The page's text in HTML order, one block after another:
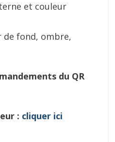
et couleur
de fond, ombre,
du QR
: cliquer ici